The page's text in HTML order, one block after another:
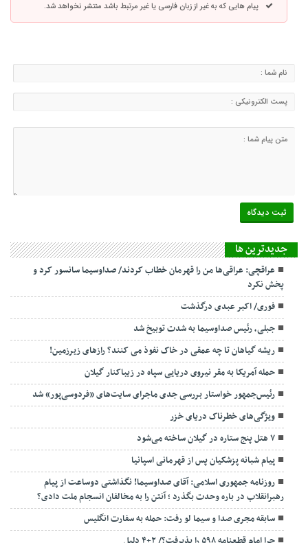
پیام هایی که به غیر از زبان فارسی یا غیر مرتبط باشد منتشر نخواهد شد.
جديدترين ها
عراقچی: عراقی‌ها من را قهرمان خطاب کردند/ صداوسیما سانسور کرد و
پخش نکرد
فوری/ اکبر عبدی درگذشت
جبلی، رئیس صداوسیما به شدت توبیخ شد
ریشه گیاهان تا چه عمقی در خاک نفوذ می کنند؟ رازهای زیرزمین!
حمله آمریکا به مقر نیروی دریایی سپاه در زیباکنار گیلان
رئیس‌جمهور خواستار بررسی جدی ماجرای سایت‌های «فردوسی‌پور» شد
ویژگی‌های خطرناک دریای خزر
۷ هتل پنج ستاره در گیلان ساخته می‌شود
پیام شبانه پزشکیان پس از قهرمانی اسپانیا
روزنامه جمهوری اسلامی: آقای صداوسیما! نگذاشتی دوساعت از پیام
رهبرانقلاب در باره وحدت بگذرد ؛ آنتن را به مخالفان انسجام ملت دادی؟
سابقه مجری صدا و سیما لو رفت: حمله به سفارت انگلیس